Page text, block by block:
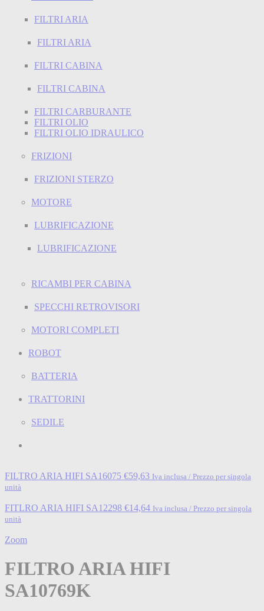
FILTRI ARIA
FILTRI ARIA
FILTRI CABINA
FILTRI CABINA
FILTRI CARBURANTE
FILTRI OLIO
FILTRI OLIO IDRAULICO
FRIZIONI
FRIZIONI STERZO
MOTORE
LUBRIFICAZIONE
LUBRIFICAZIONE
RICAMBI PER CABINA
SPECCHI RETROVISORI
MOTORI COMPLETI
ROBOT
BATTERIA
TRATTORINI
SEDILE
FILTRO ARIA HIFI SA16075 €59,63 Iva inclusa / Prezzo per singola
unità
FITLRO ARIA HIFI SA12298 €14,64 Iva inclusa / Prezzo per singola
unità
Zoom
FILTRO ARIA HIFI
SA10769K